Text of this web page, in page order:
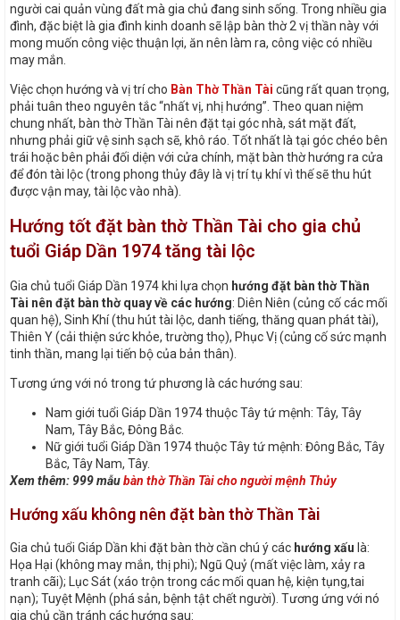
người cai quản vùng đất mà gia chủ đang sinh sống. Trong nhiều gia
đình, đặc biệt là gia đình kinh doanh sẽ lập bàn thờ 2 vị thần này với
mong muốn công việc thuận lợi, ăn nên làm ra, công việc có nhiều
may mắn.
Việc chọn hướng và vị trí cho Bàn Thờ Thần Tài cũng rất quan trọng,
phải tuân theo nguyên tắc “nhất vị, nhị hướng”. Theo quan niệm
chung nhất, bàn thờ Thần Tài nên đặt tại góc nhà, sát mặt đất,
nhưng phải giữ vệ sinh sạch sẽ, khô ráo. Tốt nhất là tại góc chéo bên
trái hoặc bên phải đối diện với cửa chính, mặt bàn thờ hướng ra cửa
để đón tài lộc (trong phong thủy đây là vị trí tụ khí vì thế sẽ thu hút
được vận may, tài lộc vào nhà).
Hướng tốt đặt bàn thờ Thần Tài cho gia chủ
tuổi Giáp Dần 1974 tăng tài lộc
Gia chủ tuổi Giáp Dần 1974 khi lựa chọn hướng đặt bàn thờ Thần
Tài nên đặt bàn thờ quay về các hướng: Diên Niên (củng cố các mối
quan hệ), Sinh Khí (thu hút tài lộc, danh tiếng, thăng quan phát tài),
Thiên Y (cải thiện sức khỏe, trường thọ), Phục Vị (củng cố sức mạnh
tinh thần, mang lại tiến bộ của bản thân).
Tương ứng với nó trong tứ phương là các hướng sau:
Nam giới tuổi Giáp Dần 1974 thuộc Tây tứ mệnh: Tây, Tây
Nam, Tây Bắc, Đông Bắc.
Nữ giới tuổi Giáp Dần 1974 thuộc Tây tứ mệnh: Đông Bắc, Tây
Bắc, Tây Nam, Tây.
Xem thêm: 999 mẫubàn thờ Thần Tài cho người mệnh Thủy
Hướng xấu không nên đặt bàn thờ Thần Tài
Gia chủ tuổi Giáp Dần khi đặt bàn thờ cần chú ý các hướng xấu là:
Họa Hại (không may mắn, thị phi); Ngũ Quỷ (mất việc làm, xảy ra
tranh cãi); Lục Sát (xáo trộn trong các mối quan hệ, kiện tụng,tai
nạn); Tuyệt Mệnh (phá sản, bệnh tật chết người). Tương ứng với nó
gia chủ cần tránh các hướng sau: